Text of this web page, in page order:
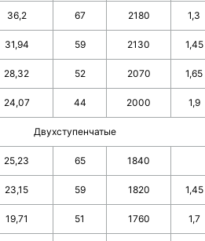
36,2 67 2180 1,3
31,94 59 2130 1,45
28,32 52 2070 1,65
24,07 44 2000 1,9
Двухступенчатые
25,23 65 1840
23,15 59 1820 1,45
19,71 51 1760 1,7